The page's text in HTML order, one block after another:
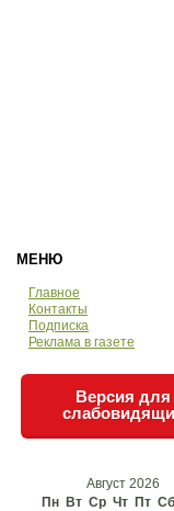
МЕНЮ
Главное
Контакты
Подписка
Реклама в газете
Версия для
Август 2026
Пн Вт Ср Чт Пт Сб